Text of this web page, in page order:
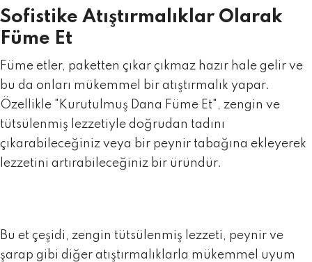
Sofistike Atıştırmalıklar Olarak
Füme Et
Füme etler, paketten çıkar çıkmaz hazır hale gelir ve
bu da onları mükemmel bir atıştırmalık yapar.
Özellikle " Kurutulmuş Dana Füme Et", zengin ve
tütsülenmiş lezzetiyle doğrudan tadını
çıkarabileceğiniz veya bir peynir tabağına ekleyerek
lezzetini artırabileceğiniz bir üründür.
Bu et çeşidi, zengin tütsülenmiş lezzeti, peynir ve
şarap gibi diğer atıştırmalıklarla mükemmel uyum